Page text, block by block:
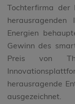
Tochterfirma der
herausragenden
Energien
Gewinn des
Preis von
herausragende
ausgezeichnet.